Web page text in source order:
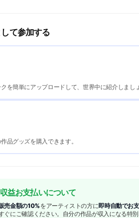
て参加する
を簡単にアップロードして、世界中に紹介しまし
品グッズを購入できます。
益お支払いについて
売金額の10%をアーティストの方に即時自動でお
ぐにご確認ください。自分の作品が収入になる特